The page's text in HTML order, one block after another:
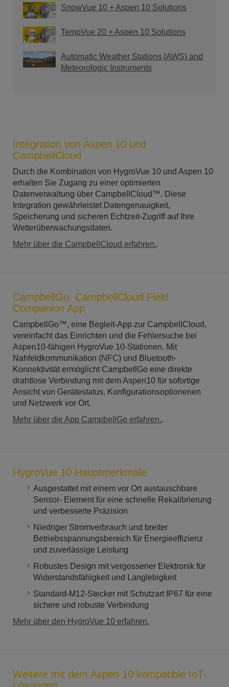
SnowVue 10 + Aspen 10 Solutions
TempVue 20 + Aspen 10 Solutions
Automatic Weather Stations (AWS) and
Meteorologic Instruments
Integration von Aspen 10 und
CampbellCloud
Durch die Kombination von HygroVue 10 und Aspen 10
erhalten Sie Zugang zu einer optimierten
Datenverwaltung über CampbellCloud™. Diese
Integration gewährleistet Datengenauigkeit,
Speicherung und sicheren Echtzeit-Zugriff auf Ihre
Wetterüberwachungsdaten.
Mehr über die CampbellCloud erfahren..
CampbellGo: CampbellCloud Field
Companion App
CampbellGo™, eine Begleit-App zur CampbellCloud,
vereinfacht das Einrichten und die Fehlersuche bei
Aspen10-fähigen HygroVue 10-Stationen. Mit
Nahfeldkommunikation (NFC) und Bluetooth-
Konnektivität ermöglicht CampbellGo eine direkte
drahtlose Verbindung mit dem Aspen10 für sofortige
Ansicht von Gerätestatus, Konfigurationsoptionenen
und Netzwerk vor Ort.
Mehr über die App CampbellGo erfahren..
HygroVue 10 Hauptmerkmale
Ausgestattet mit einem vor Ort austauschbare
Sensor- Element für eine schnelle Rekalibrierung
und verbesserte Präzision
Niedriger Stromverbrauch und breiter
Betriebsspannungsbereich für Energieeffizienz
und zuverlässige Leistung
Robustes Design mit vergossener Elektronik für
Widerstandsfähigkeit und Langlebigkeit
Standard-M12-Stecker mit Schutzart IP67 für eine
sichere und robuste Verbindung
Mehr über den HygroVue 10 erfahren.
Weitere mit dem Aspen 10 kompatible IoT-